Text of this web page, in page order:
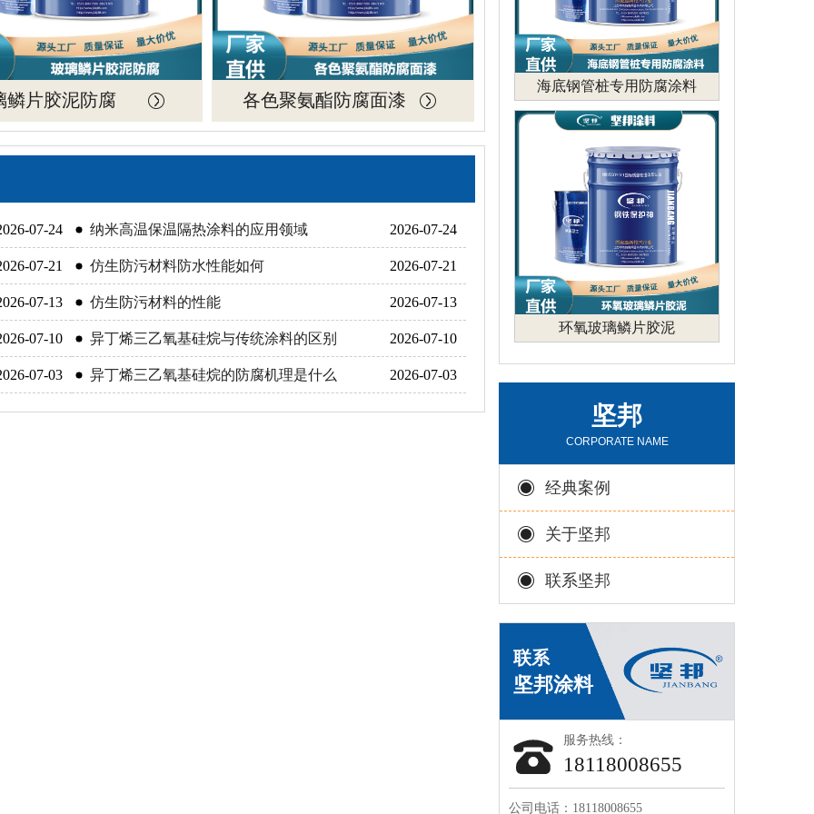
鳞片胶泥防腐 各色聚氨酯防腐面漆
07-24 纳米高温保温隔热涂料的应用领域 2026-07-24
07-21 仿生防污材料防水性能如何 2026-07-21
07-13 仿生防污材料的性能 2026-07-13
07-10 异丁烯三乙氧基硅烷与传统涂料的区别 2026-07-10
07-03 异丁烯三乙氧基硅烷的防腐机理是什么 2026-07-03
海底钢管桩专用防腐涂料
环氧玻璃鳞片胶泥
坚邦
CORPORATE NAME
经典案例
关于坚邦
联系坚邦
服务热线：
18118008655
公司电话：18118008655